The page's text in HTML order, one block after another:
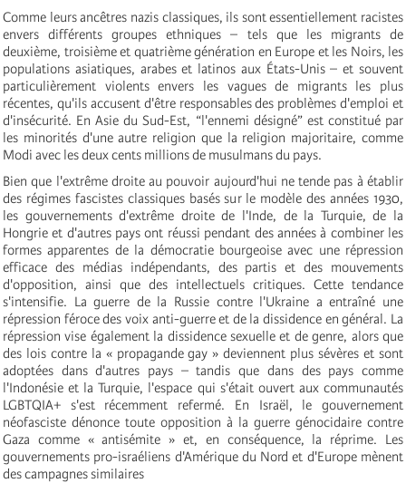
Comme leurs ancêtres nazis classiques, ils sont essentiellement racistes
envers différents groupes ethniques – tels que les migrants de
deuxième, troisième et quatrième génération en Europe et les Noirs, les
populations asiatiques, arabes et latinos aux États-Unis – et souvent
particulièrement violents envers les vagues de migrants les plus
récentes, qu'ils accusent d'être responsables des problèmes d'emploi et
d'insécurité. En Asie du Sud-Est, “l'ennemi désigné” est constitué par
les minorités d'une autre religion que la religion majoritaire, comme
Modi avec les deux cents millions de musulmans du pays.
Bien que l'extrême droite au pouvoir aujourd'hui ne tende pas à établir
des régimes fascistes classiques basés sur le modèle des années 1930,
les gouvernements d'extrême droite de l'Inde, de la Turquie, de la
Hongrie et d'autres pays ont réussi pendant des années à combiner les
formes apparentes de la démocratie bourgeoise avec une répression
efficace des médias indépendants, des partis et des mouvements
d'opposition, ainsi que des intellectuels critiques. Cette tendance
s'intensifie. La guerre de la Russie contre l'Ukraine a entraîné une
répression féroce des voix anti-guerre et de la dissidence en général. La
répression vise également la dissidence sexuelle et de genre, alors que
des lois contre la « propagande gay » deviennent plus sévères et sont
adoptées dans d'autres pays – tandis que dans des pays comme
l'Indonésie et la Turquie, l'espace qui s'était ouvert aux communautés
LGBTQIA+ s'est récemment refermé. En Israël, le gouvernement
néofasciste dénonce toute opposition à la guerre génocidaire contre
Gaza comme « antisémite » et, en conséquence, la réprime. Les
gouvernements pro-israéliens d'Amérique du Nord et d'Europe mènent
des campagnes similaires